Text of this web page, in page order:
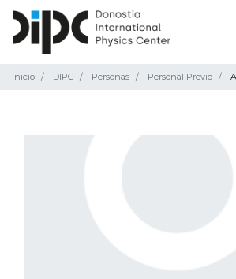
Inicio DIPC Personas Personal Previo